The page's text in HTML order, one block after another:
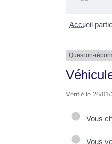
Accueil
Question-
Vérifié le 26/
Vous
Vous